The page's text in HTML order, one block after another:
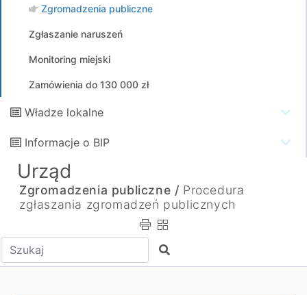
Zgromadzenia publiczne
Zgłaszanie naruszeń
Monitoring miejski
Zamówienia do 130 000 zł
Władze lokalne
Informacje o BIP
Urząd
Zgromadzenia publiczne / Procedura
zgłaszania zgromadzeń publicznych
Wpisz tekst do wyszukania Szukaj